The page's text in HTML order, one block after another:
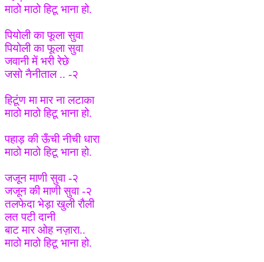
माठो माठो हिटू भाना हो.
पियोली का फूला सुवा
पियोली का फूला सुवा
जवानी में भरी रेछे
जसो नैनीताल .. -२
हिटूंण मा मार ना लटाका
माठो माठो हिटू भाना हो.
पहाड़ की ऊँची नीची धारा
माठो माठो हिटू भाना हो.
जजून माणी सुवा -२
जजून की माणी सुवा -२
तलफेदा भेड़ा खुली रौली
लत पटी दानी
बाट मार ओह नज़ारा..
माठो माठो हिटू भाना हो.